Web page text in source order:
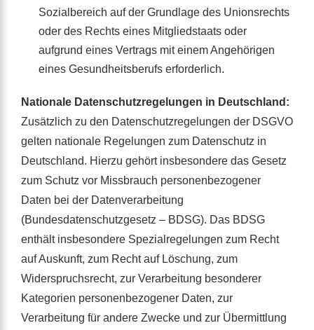
Sozialbereich auf der Grundlage des Unionsrechts
oder des Rechts eines Mitgliedstaats oder
aufgrund eines Vertrags mit einem Angehörigen
eines Gesundheitsberufs erforderlich.
Nationale Datenschutzregelungen in Deutschland:
Zusätzlich zu den Datenschutzregelungen der DSGVO
gelten nationale Regelungen zum Datenschutz in
Deutschland. Hierzu gehört insbesondere das Gesetz
zum Schutz vor Missbrauch personenbezogener
Daten bei der Datenverarbeitung
(Bundesdatenschutzgesetz – BDSG). Das BDSG
enthält insbesondere Spezialregelungen zum Recht
auf Auskunft, zum Recht auf Löschung, zum
Widerspruchsrecht, zur Verarbeitung besonderer
Kategorien personenbezogener Daten, zur
Verarbeitung für andere Zwecke und zur Übermittlung